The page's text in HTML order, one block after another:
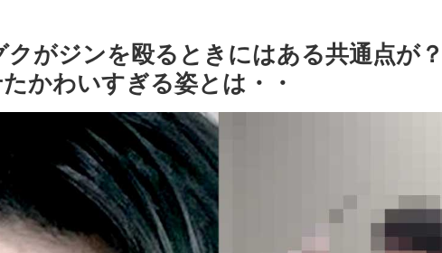
クがジンを殴るときにはある共通点が
かわいすぎる姿とは・・